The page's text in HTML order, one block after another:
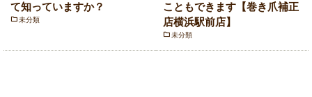
て知っていますか？
未分類
こともできます【巻き爪補正
店横浜駅前店】
未分類